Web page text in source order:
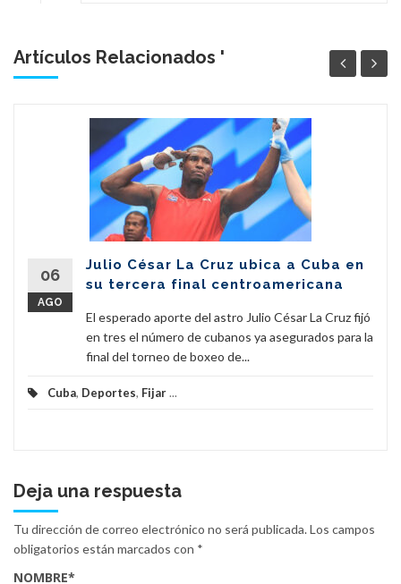
Artículos Relacionados '
06
AGO
Julio César La Cruz ubica a Cuba en
su tercera final centroamericana
El esperado aporte del astro Julio César La Cruz fijó
en tres el número de cubanos ya asegurados para la
final del torneo de boxeo de...
Cuba, Deportes, Fijar...
Deja una respuesta
Tu dirección de correo electrónico no será publicada.Los campos
obligatorios están marcados con *
NOMBRE*